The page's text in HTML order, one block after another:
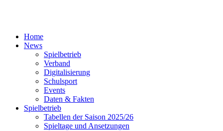
Home
News
Spielbetrieb
Verband
Digitalisierung
Schulsport
Events
Daten & Fakten
Spielbetrieb
Tabellen der Saison 2025/26
Spieltage und Ansetzungen